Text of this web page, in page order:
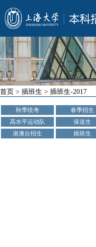
首页 > 插班生 > 插班生-2017
秋季统考 春季招生
高水平运动队
保送生
港澳台招生
插班生